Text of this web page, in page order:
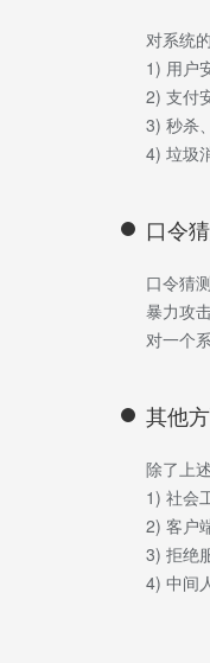
对系统
1) 用户
2) 支付
3) 秒杀
4) 垃圾
口令
口令猜
暴力攻
对一个
其他
除了上
1) 社会
2) 客户
3) 拒绝
4) 中间